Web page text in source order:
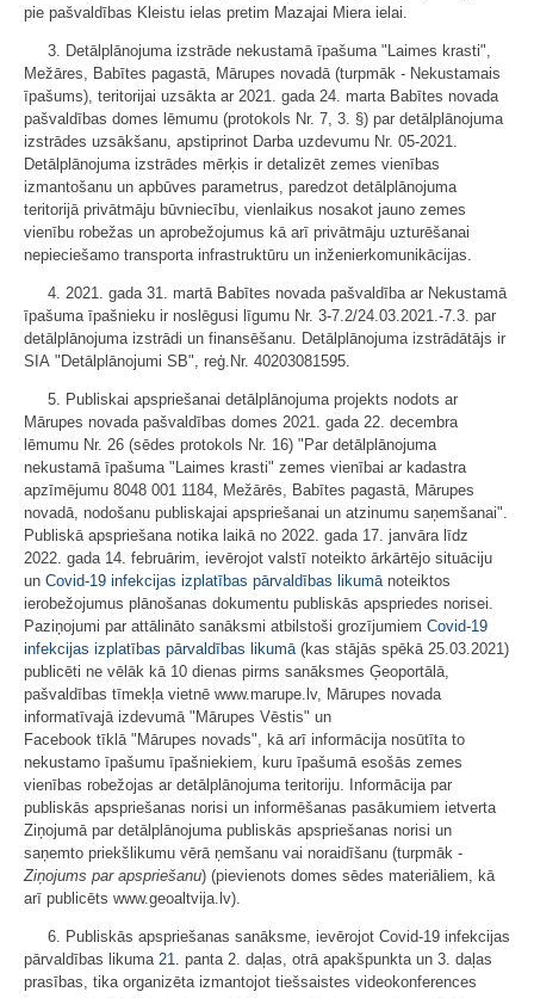
pie pašvaldības Kleistu ielas pretim Mazajai Miera ielai.
3. Detālplānojuma izstrāde nekustamā īpašuma "Laimes krasti",
Mežāres, Babītes pagastā, Mārupes novadā (turpmāk - Nekustamais
īpašums), teritorijai uzsākta ar 2021. gada 24. marta Babītes novada
pašvaldības domes lēmumu (protokols Nr. 7, 3. §) par detālplānojuma
izstrādes uzsākšanu, apstiprinot Darba uzdevumu Nr. 05-2021.
Detālplānojuma izstrādes mērķis ir detalizēt zemes vienības
izmantošanu un apbūves parametrus, paredzot detālplānojuma
teritorijā privātmāju būvniecību, vienlaikus nosakot jauno zemes
vienību robežas un aprobežojumus kā arī privātmāju uzturēšanai
nepieciešamo transporta infrastruktūru un inženierkomunikācijas.
4. 2021. gada 31. martā Babītes novada pašvaldība ar Nekustamā
īpašuma īpašnieku ir noslēgusi līgumu Nr. 3-7.2/24.03.2021.-7.3. par
detālplānojuma izstrādi un finansēšanu. Detālplānojuma izstrādātājs ir
SIA "Detālplānojumi SB", reģ.Nr. 40203081595.
5. Publiskai apspriešanai detālplānojuma projekts nodots ar
Mārupes novada pašvaldības domes 2021. gada 22. decembra
lēmumu Nr. 26 (sēdes protokols Nr. 16) "Par detālplānojuma
nekustamā īpašuma "Laimes krasti" zemes vienībai ar kadastra
apzīmējumu 8048 001 1184, Mežārēs, Babītes pagastā, Mārupes
novadā, nodošanu publiskajai apspriešanai un atzinumu saņemšanai".
Publiskā apspriešana notika laikā no 2022. gada 17. janvāra līdz
2022. gada 14. februārim, ievērojot valstī noteikto ārkārtējo situāciju
un Covid-19 infekcijas izplatības pārvaldības likumānoteiktos
ierobežojumus plānošanas dokumentu publiskās apspriedes norisei.
Paziņojumi par attālināto sanāksmi atbilstoši grozījumiem Covid-19
infekcijas izplatības pārvaldības likumā(kas stājās spēkā 25.03.2021)
publicēti ne vēlāk kā 10 dienas pirms sanāksmes Ģeoportālā,
pašvaldības tīmekļa vietnē www.marupe.lv, Mārupes novada
informatīvajā izdevumā "Mārupes Vēstis" un
Facebook tīklā "Mārupes novads", kā arī informācija nosūtīta to
nekustamo īpašumu īpašniekiem, kuru īpašumā esošās zemes
vienības robežojas ar detālplānojuma teritoriju. Informācija par
publiskās apspriešanas norisi un informēšanas pasākumiem ietverta
Ziņojumā par detālplānojuma publiskās apspriešanas norisi un
saņemto priekšlikumu vērā ņemšanu vai noraidīšanu (turpmāk -
Ziņojums par apspriešanu) (pievienots domes sēdes materiāliem, kā
arī publicēts www.geoaltvija.lv).
6. Publiskās apspriešanas sanāksme, ievērojot Covid-19 infekcijas
pārvaldības likuma 21. panta 2. daļas, otrā apakšpunkta un 3. daļas
prasības, tika organizēta izmantojot tiešsaistes videokonferences